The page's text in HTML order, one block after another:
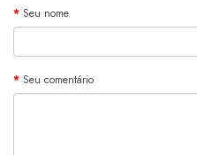
Seu nome
Seu comentário